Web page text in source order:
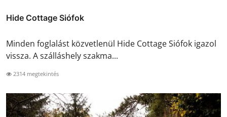
Hide Cottage Siófok
Minden foglalást közvetlenül Hide Cottage Siófok igazol
vissza. A szálláshely szakma...
2314 megtekintés